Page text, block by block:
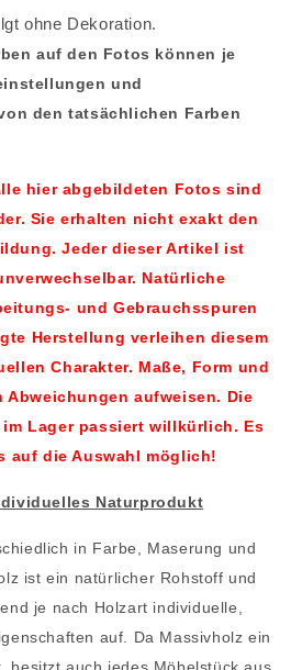
ohne Dekoration.
auf den Fotos können je
und
den tatsächlichen Farben
hier abgebildeten Fotos sind
Sie erhalten nicht exakt den
Jeder dieser Artikel ist
Natürliche
und Gebrauchsspuren
Herstellung verleihen diesem
Charakter. Maße, Form und
Abweichungen aufweisen. Die
Lager passiert willkürlich. Es
auf die Auswahl möglich!
Naturprodukt
in Farbe, Maserung und
ist ein natürlicher Rohstoff und
je nach Holzart individuelle,
auf. Da Massivholz ein
besitzt auch jedes Möbelstück aus